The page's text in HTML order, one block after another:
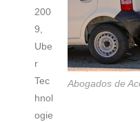
Abogados de
200
9,
Ube
r
Tec
hnol
ogie